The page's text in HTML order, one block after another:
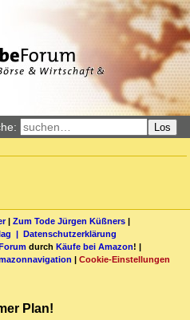
Los
| Zum Tode Jürgen Küßners |
| Datenschutzerklärung
durch Käufe bei Amazon! |
| Cookie-Einstellungen
Plan!